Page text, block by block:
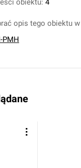
obiektu: 4
opis tego obiektu w
PMH